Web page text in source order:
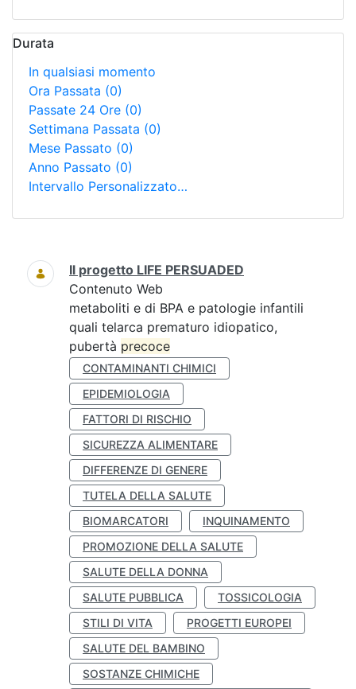
Durata
In qualsiasi momento
Ora Passata (0)
Passate 24 Ore (0)
Settimana Passata (0)
Mese Passato (0)
Anno Passato (0)
Intervallo Personalizzato…
Ricerca
Il progetto LIFE PERSUADED
Contenuto Web
metaboliti e di BPA e patologie infantili
quali telarca prematuro idiopatico,
pubertà precoce
CONTAMINANTI CHIMICI
EPIDEMIOLOGIA
FATTORI DI RISCHIO
SICUREZZA ALIMENTARE
DIFFERENZE DI GENERE
TUTELA DELLA SALUTE
BIOMARCATORI
INQUINAMENTO
PROMOZIONE DELLA SALUTE
SALUTE DELLA DONNA
SALUTE PUBBLICA
TOSSICOLOGIA
STILI DI VITA
PROGETTI EUROPEI
SALUTE DEL BAMBINO
SOSTANZE CHIMICHE